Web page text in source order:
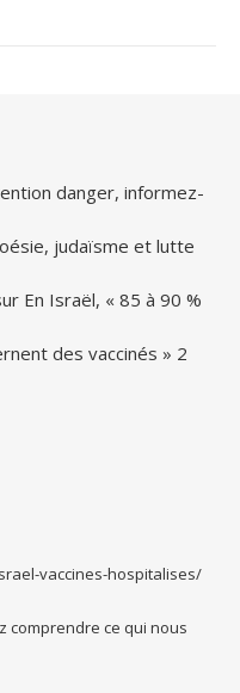
danger, informez-
judaïsme et lutte
En Israël, « 85 à 90 %
des vaccinés » 2
vaccines-hospitalises/
comprendre ce qui nous